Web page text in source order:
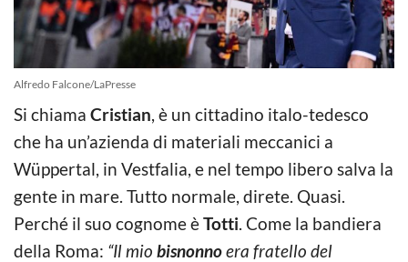
Alfredo Falcone/LaPresse
Si chiama Cristian, è un cittadino italo-tedesco
che ha un’azienda di materiali meccanici a
Wüppertal, in Vestfalia, e nel tempo libero salva la
gente in mare. Tutto normale, direte. Quasi.
Perché il suo cognome èTotti. Come la bandiera
della Roma: “Il mio bisnonnoera fratello del